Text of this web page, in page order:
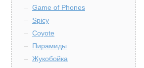
Game of Phones
Spicy
Coyote
Пирамиды
Жукобойка